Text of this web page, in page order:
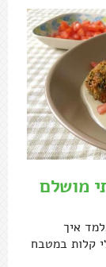
מושלם
איך
קלות במטבח